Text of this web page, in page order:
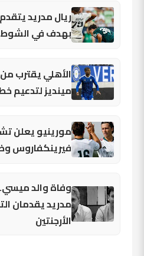
ريال مدريد
بهدف في
الأهلي يقترب
مينديز لتدعيم
مورينيو يعلن
فيرينكفاروس
وفاة والد
مدريد يقدمان
الأرجنتين